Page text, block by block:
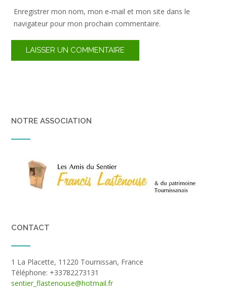
Enregistrer mon nom, mon e-mail et mon site dans le
navigateur pour mon prochain commentaire.
NOTRE ASSOCIATION
CONTACT
1 La Placette, 11220 Tournissan, France
Téléphone: +33782273131
sentier_flastenouse@hotmail.fr